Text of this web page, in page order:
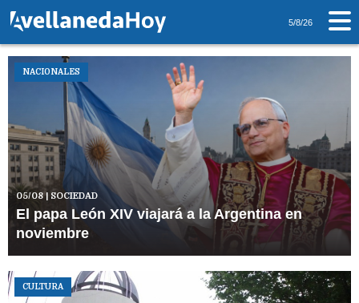
5/8/26
NACIONALES
05/08| SOCIEDAD
El papa León XIV viajará a la Argentina en
noviembre
CULTURA